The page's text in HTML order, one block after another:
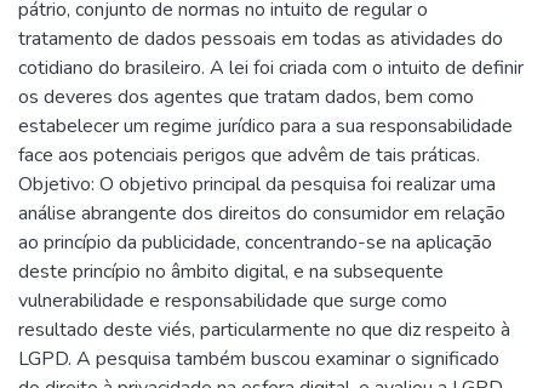
pátrio, conjunto de normas no intuito de regular o
tratamento de dados pessoais em todas as atividades do
cotidiano do brasileiro. A lei foi criada com o intuito de definir
os deveres dos agentes que tratam dados, bem como
estabelecer um regime jurídico para a sua responsabilidade
face aos potenciais perigos que advêm de tais práticas.
Objetivo: O objetivo principal da pesquisa foi realizar uma
análise abrangente dos direitos do consumidor em relação
ao princípio da publicidade, concentrando-se na aplicação
deste princípio no âmbito digital, e na subsequente
vulnerabilidade e responsabilidade que surge como
resultado deste viés, particularmente no que diz respeito à
LGPD. A pesquisa também buscou examinar o significado